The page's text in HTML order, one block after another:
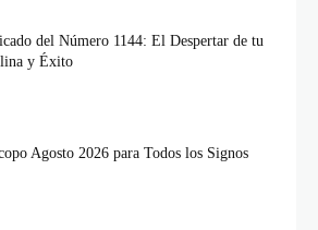
del Número 1144: El Despertar de tu
y Éxito
Agosto 2026 para Todos los Signos